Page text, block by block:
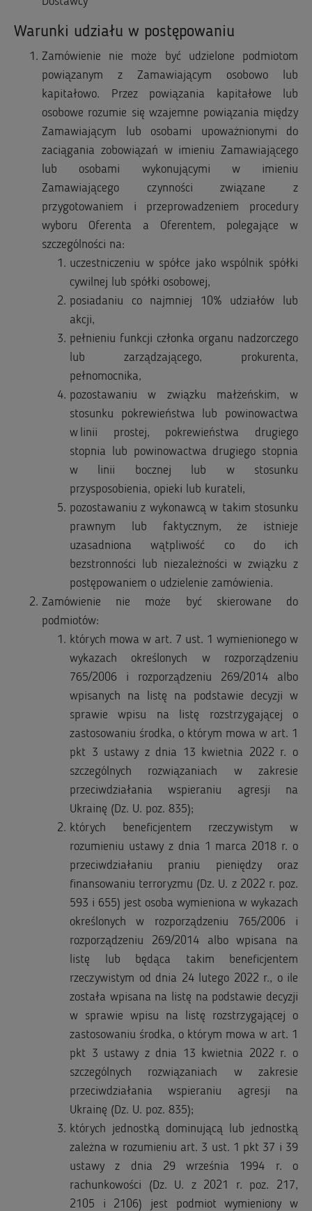
Warunki udziału w postępowaniu
Zamówienie nie może być udzielone podmiotom
powiązanym z Zamawiającym osobowo lub
kapitałowo. Przez powiązania kapitałowe lub
osobowe rozumie się wzajemne powiązania między
Zamawiającym lub osobami upoważnionymi do
zaciągania zobowiązań w imieniu Zamawiającego
lub osobami wykonującymi w imieniu
Zamawiającego czynności związane z
przygotowaniem i przeprowadzeniem procedury
wyboru Oferenta a Oferentem, polegające w
szczególności na:
uczestniczeniu w spółce jako wspólnik spółki
cywilnej lub spółki osobowej,
posiadaniu co najmniej 10% udziałów lub
akcji,
pełnieniu funkcji członka organu nadzorczego
lub zarządzającego, prokurenta,
pełnomocnika,
pozostawaniu w związku małżeńskim, w
stosunku pokrewieństwa lub powinowactwa
w linii prostej, pokrewieństwa drugiego
stopnia lub powinowactwa drugiego stopnia
w linii bocznej lub w stosunku
przysposobienia, opieki lub kurateli,
pozostawaniu z wykonawcą w takim stosunku
prawnym lub faktycznym, że istnieje
uzasadniona wątpliwość co do ich
bezstronności lub niezależności w związku z
postępowaniem o udzielenie zamówienia.
Zamówienie nie może być skierowane do
podmiotów:
których mowa w art. 7 ust. 1 wymienionego w
wykazach określonych w rozporządzeniu
765/2006 i rozporządzeniu 269/2014 albo
wpisanych na listę na podstawie decyzji w
sprawie wpisu na listę rozstrzygającej o
zastosowaniu środka, o którym mowa w art. 1
pkt 3 ustawy z dnia 13 kwietnia 2022 r. o
szczególnych rozwiązaniach w zakresie
przeciwdziałania wspieraniu agresji na
Ukrainę (Dz. U. poz. 835);
których beneficjentem rzeczywistym w
rozumieniu ustawy z dnia 1 marca 2018 r. o
przeciwdziałaniu praniu pieniędzy oraz
finansowaniu terroryzmu (Dz. U. z 2022 r. poz.
593 i 655) jest osoba wymieniona w wykazach
określonych w rozporządzeniu 765/2006 i
rozporządzeniu 269/2014 albo wpisana na
listę lub będąca takim beneficjentem
rzeczywistym od dnia 24 lutego 2022 r., o ile
została wpisana na listę na podstawie decyzji
w sprawie wpisu na listę rozstrzygającej o
zastosowaniu środka, o którym mowa w art. 1
pkt 3 ustawy z dnia 13 kwietnia 2022 r. o
szczególnych rozwiązaniach w zakresie
przeciwdziałania wspieraniu agresji na
Ukrainę (Dz. U. poz. 835);
których jednostką dominującą lub jednostką
zależna w rozumieniu art. 3 ust. 1 pkt 37 i 39
ustawy z dnia 29 września 1994 r. o
rachunkowości (Dz. U. z 2021 r. poz. 217,
2105 i 2106) jest podmiot wymieniony w